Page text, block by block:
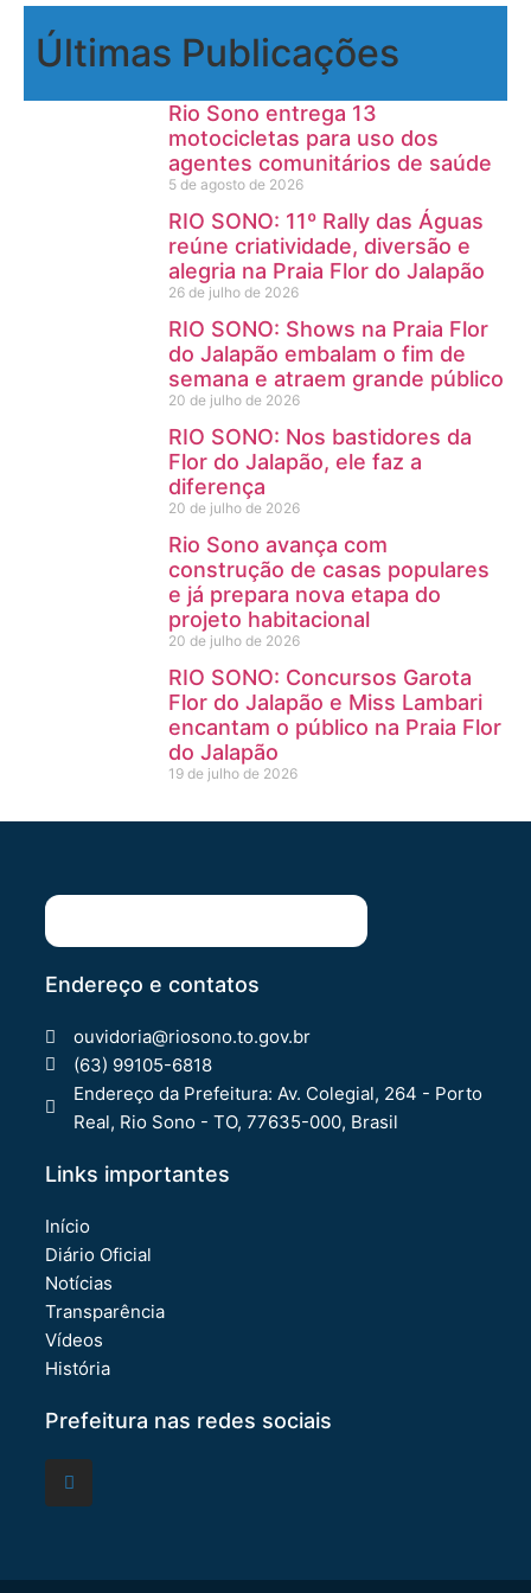
Últimas Publicações
Rio Sono entrega 13
motocicletas para uso dos
agentes comunitários de saúde
5 de agosto de 2026
RIO SONO: 11º Rally das Águas
reúne criatividade, diversão e
alegria na Praia Flor do Jalapão
26 de julho de 2026
RIO SONO: Shows na Praia Flor
do Jalapão embalam o fim de
semana e atraem grande público
20 de julho de 2026
RIO SONO: Nos bastidores da
Flor do Jalapão, ele faz a
diferença
20 de julho de 2026
Rio Sono avança com
construção de casas populares
e já prepara nova etapa do
projeto habitacional
20 de julho de 2026
RIO SONO: Concursos Garota
Flor do Jalapão e Miss Lambari
encantam o público na Praia Flor
do Jalapão
19 de julho de 2026
Endereço e contatos
ouvidoria@riosono.to.gov.br
(63) 99105-6818
Endereço da Prefeitura: Av. Colegial, 264 - Porto
Real, Rio Sono - TO, 77635-000, Brasil
Links importantes
Início
Diário Oficial
Notícias
Transparência
Vídeos
História
Prefeitura nas redes sociais